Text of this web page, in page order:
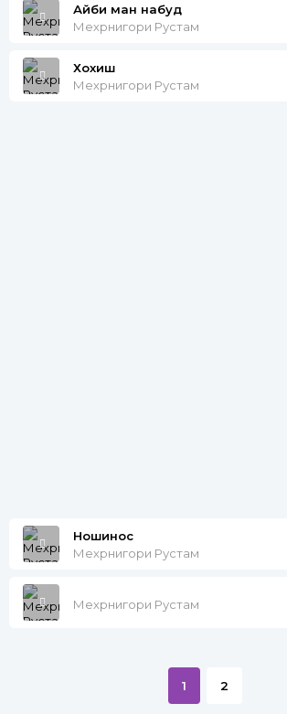
Айби ман набуд
Мехрнигори Рустам
Хохиш
Мехрнигори Рустам
Ношинос
Мехрнигори Рустам
Мехрнигори Рустам
1 2